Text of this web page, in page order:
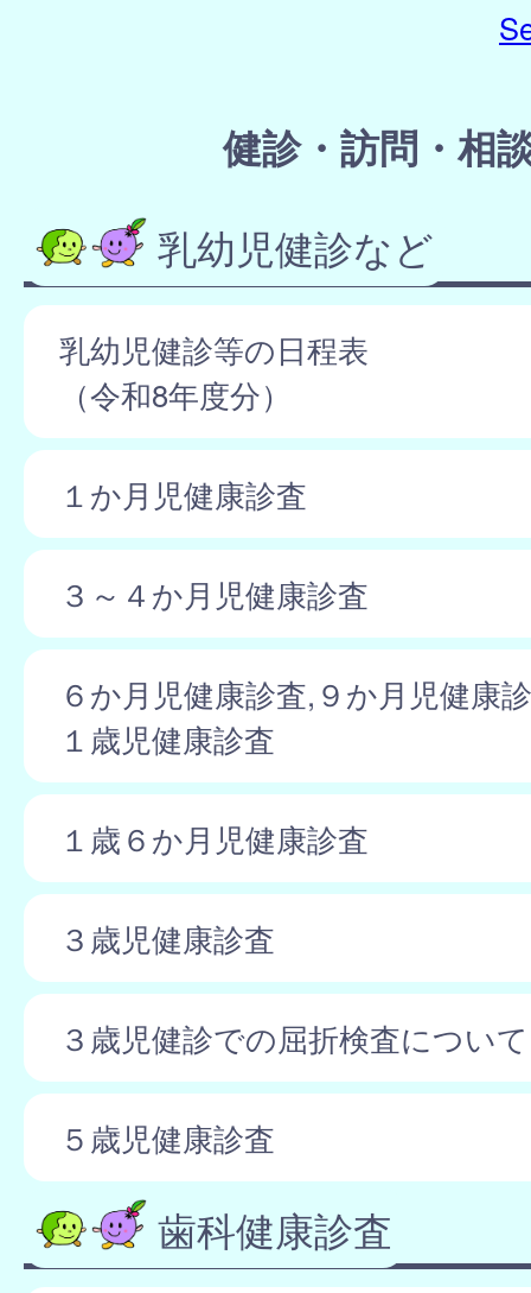
健診・訪問・相
乳幼児健診など
乳幼児健診等の日程表
（令和8年度分）
１か月児健康診査
３～４か月児健康診査
６か月児健康診査,９か月児健康
１歳児健康診査
１歳６か月児健康診査
３歳児健康診査
３歳児健診での屈折検査について
５歳児健康診査
歯科健康診査